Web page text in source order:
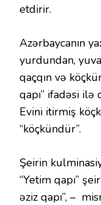
etdirir.
Azərbaycanın
yurdundan,
qaçqın və
qapı” ifadəsi ilə
Evini itirmiş
“köçkündür”.
Şeirin
“Yetim qapı”
əziz qapı”, –